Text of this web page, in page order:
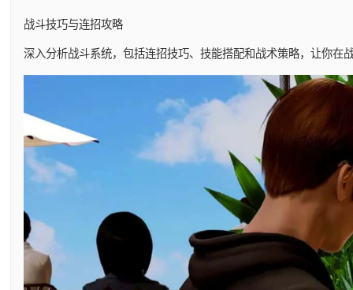
战斗技巧与连招攻略
深入分析战斗系统，包括连招技巧、技能搭配和战术策略，让你在